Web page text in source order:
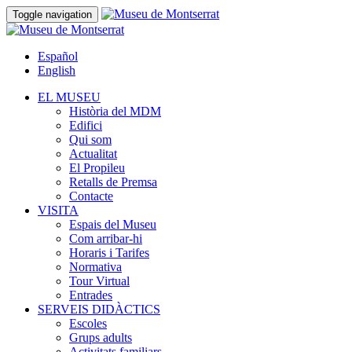
Toggle navigation
Español
English
EL MUSEU
Història del MDM
Edifici
Qui som
Actualitat
El Propileu
Retalls de Premsa
Contacte
VISITA
Espais del Museu
Com arribar-hi
Horaris i Tarifes
Normativa
Tour Virtual
Entrades
SERVEIS DIDÀCTICS
Escoles
Grups adults